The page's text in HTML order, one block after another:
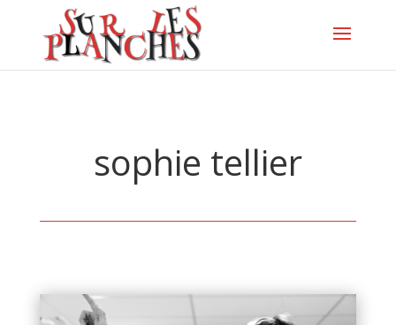
sophie tellier